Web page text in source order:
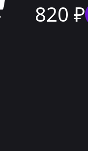
820 ₽